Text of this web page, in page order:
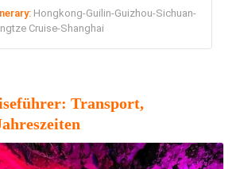
Hongkong-Guilin-Guizhou-Sichuan-
Cruise-Shanghai
Transport,